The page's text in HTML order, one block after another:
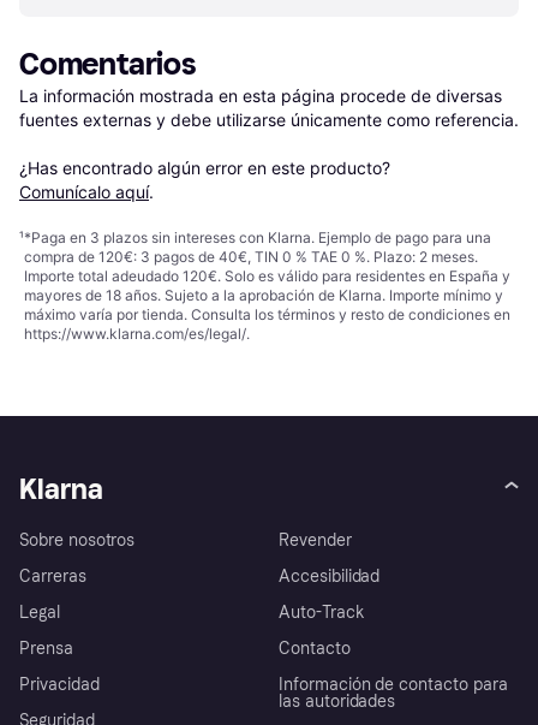
Comentarios
La información mostrada en esta página procede de diversas
fuentes externas y debe utilizarse únicamente como referencia.
¿Has encontrado algún error en este producto?
Comunícalo aquí.
¹*Paga en 3 plazos sin intereses con Klarna. Ejemplo de pago para una
compra de 120€: 3 pagos de 40€, TIN 0 % TAE 0 %. Plazo: 2 meses.
Importe total adeudado 120€. Solo es válido para residentes en España y
mayores de 18 años. Sujeto a la aprobación de Klarna. Importe mínimo y
máximo varía por tienda. Consulta los términos y resto de condiciones en
https://www.klarna.com/es/legal/.
Klarna
Sobre nosotros
Carreras
Legal
Prensa
Privacidad
Seguridad
Revender
Accesibilidad
Auto-Track
Contacto
Información de contacto para
las autoridades